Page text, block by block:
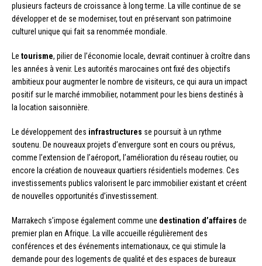
plusieurs facteurs de croissance à long terme. La ville continue de se
développer et de se moderniser, tout en préservant son patrimoine
culturel unique qui fait sa renommée mondiale.
Le tourisme, pilier de l’économie locale, devrait continuer à croître dans
les années à venir. Les autorités marocaines ont fixé des objectifs
ambitieux pour augmenter le nombre de visiteurs, ce qui aura un impact
positif sur le marché immobilier, notamment pour les biens destinés à
la location saisonnière.
Le développement des infrastructures se poursuit à un rythme
soutenu. De nouveaux projets d’envergure sont en cours ou prévus,
comme l’extension de l’aéroport, l’amélioration du réseau routier, ou
encore la création de nouveaux quartiers résidentiels modernes. Ces
investissements publics valorisent le parc immobilier existant et créent
de nouvelles opportunités d’investissement.
Marrakech s’impose également comme une destination d’affaires de
premier plan en Afrique. La ville accueille régulièrement des
conférences et des événements internationaux, ce qui stimule la
demande pour des logements de qualité et des espaces de bureaux